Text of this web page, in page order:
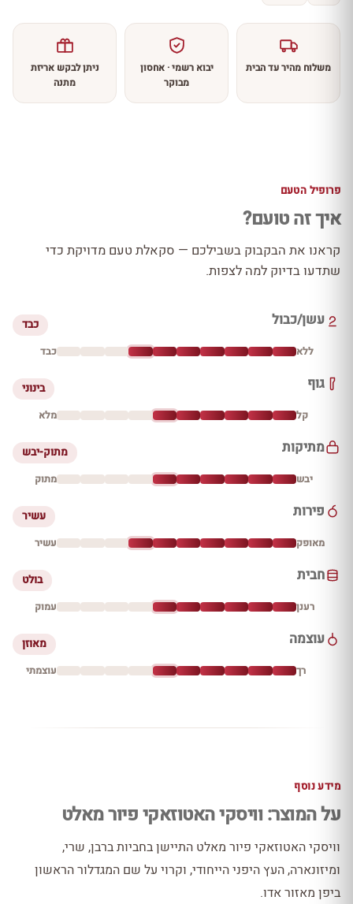
משלוח מהיר עד הבית
יבוא רשמי · אחסון
מבוקר
ניתן לבקש אריזת
מתנה
פרופיל הטעם
איך זה טועם?
קראנו את הבקבוק בשבילכם — סקאלת טעם מדויקת כדי
שתדעו בדיוק למה לצפות.
עשן/כבול כבד
ללא כבד
גוף בינוני
קל מלא
מתיקות מתוק-יבש
יבש מתוק
פירות עשיר
מאופק עשיר
חבית בולט
רענן עמוק
עוצמה מאוזן
רך עוצמתי
מידע נוסף
על המוצר: וויסקי האטוזאקי פיור מאלט
וויסקי האטוזאקי פיור מאלט התיישן בחביות ברבן, שרי,
ומיזונארה, העץ היפני הייחודי, וקרוי על שם המגדלור הראשון
ביפן מאזור אדו.